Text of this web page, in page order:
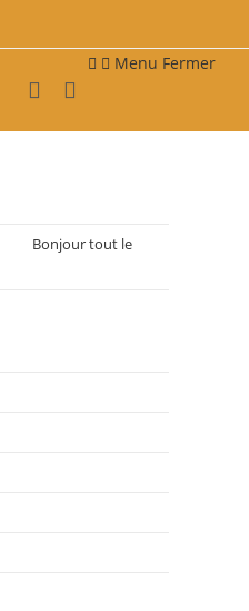
Toggle
search
Menu Fermer
Bonjour tout le